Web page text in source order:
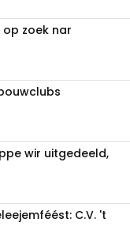
op zoek nar
wir uitgedeeld,
C.V. 't